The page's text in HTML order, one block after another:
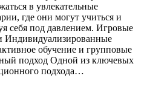
в увлекательные
где они могут учиться и
себя под давлением. Игровые
Индивидуализированные
обучение и групповые
подход Одной из ключевых
подхода…